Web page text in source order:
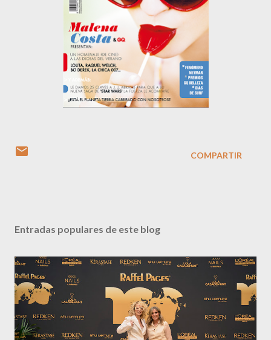
COMPARTIR
Entradas populares de este blog